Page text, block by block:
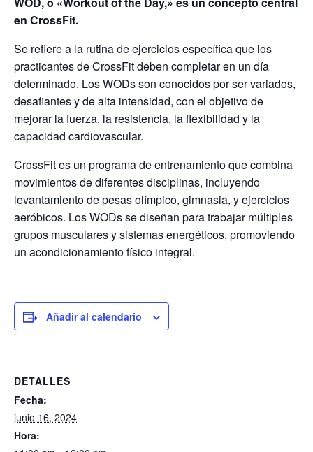
en CrossFit.
Se refiere a la rutina de ejercicios específica que los
practicantes de CrossFit deben completar en un día
determinado. Los WODs son conocidos por ser variados,
desafiantes y de alta intensidad, con el objetivo de
mejorar la fuerza, la resistencia, la flexibilidad y la
capacidad cardiovascular.
CrossFit es un programa de entrenamiento que combina
movimientos de diferentes disciplinas, incluyendo
levantamiento de pesas olímpico, gimnasia, y ejercicios
aeróbicos. Los WODs se diseñan para trabajar múltiples
grupos musculares y sistemas energéticos, promoviendo
un acondicionamiento físico integral.
Añadir al calendario
DETALLES
Fecha:
junio 16, 2024
Hora: